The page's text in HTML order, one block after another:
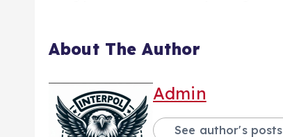
About The Author
Admin
See author's posts